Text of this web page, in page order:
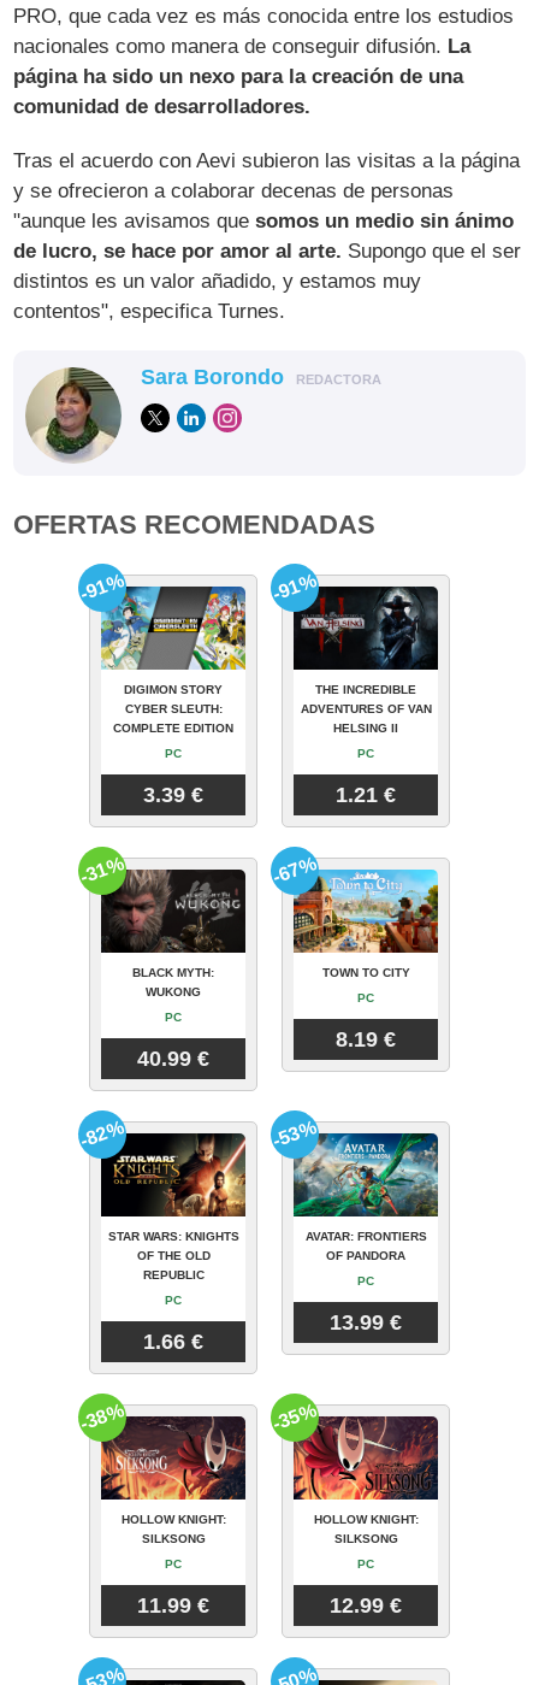
PRO, que cada vez es más conocida entre los estudios
nacionales como manera de conseguir difusión. La
página ha sido un nexo para la creación de una
comunidad de desarrolladores.
Tras el acuerdo con Aevi subieron las visitas a la página
y se ofrecieron a colaborar decenas de personas
"aunque les avisamos quesomos un medio sin ánimo
de lucro, se hace por amor al arte. Supongo que el ser
distintos es un valor añadido, y estamos muy
contentos", especifica Turnes.
Sara Borondo REDACTORA
OFERTAS RECOMENDADAS
DIGIMON STORY
CYBER SLEUTH:
COMPLETE EDITION
PC
3.39 €
-91%
THE INCREDIBLE
ADVENTURES OF VAN
HELSING II
PC
1.21 €
-91%
BLACK MYTH:
WUKONG
PC
40.99 €
-31%
TOWN TO CITY
PC
8.19 €
-67%
STAR WARS: KNIGHTS
OF THE OLD
REPUBLIC
PC
1.66 €
-82%
AVATAR: FRONTIERS
OF PANDORA
PC
13.99 €
-53%
HOLLOW KNIGHT:
SILKSONG
PC
11.99 €
-38%
HOLLOW KNIGHT:
SILKSONG
PC
12.99 €
-35%